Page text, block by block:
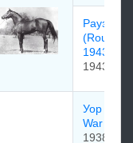
Раузд
(Roused
1943)
1943
Уор
War relic
1938